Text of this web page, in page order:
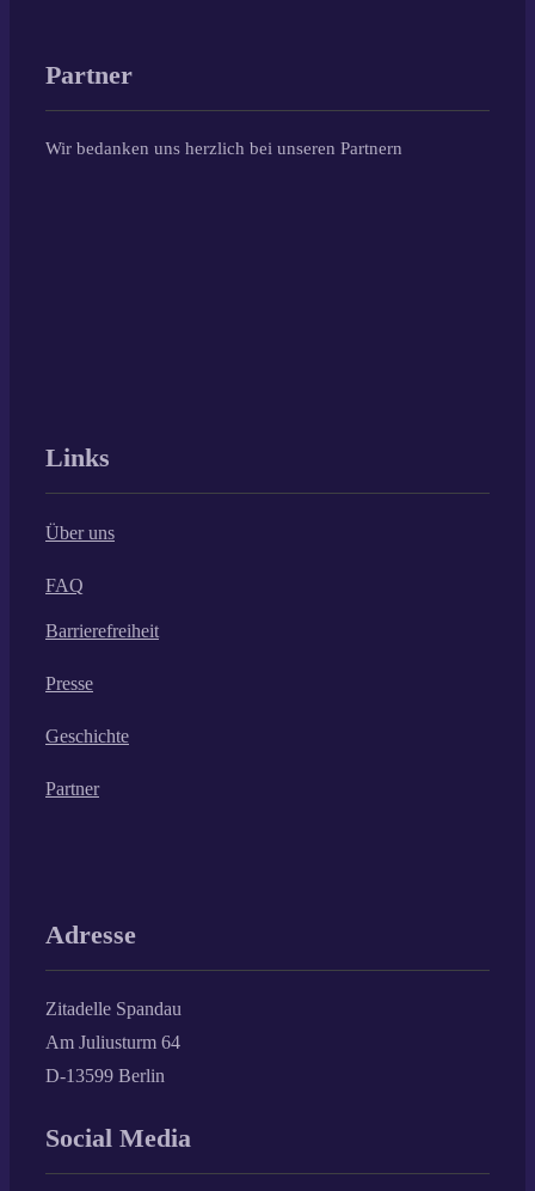
Partner
Wir bedanken uns herzlich bei unseren Partnern
Links
Über uns
FAQ
Barrierefreiheit
Presse
Geschichte
Partner
Adresse
Zitadelle Spandau
Am Juliusturm 64
D-13599 Berlin
Social Media